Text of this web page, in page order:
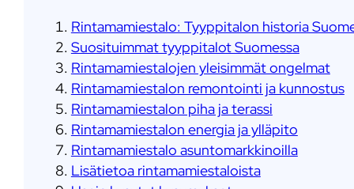
Rintamamiestalo: Tyyppitalon historia
Suosituimmat tyyppitalot Suomessa
Rintamamiestalojen yleisimmät ongelmat
Rintamamiestalon remontointi ja kunnostus
Rintamamiestalon piha ja terassi
Rintamamiestalon energia ja ylläpito
Rintamamiestalo asuntomarkkinoilla
Lisätietoa rintamamiestaloista